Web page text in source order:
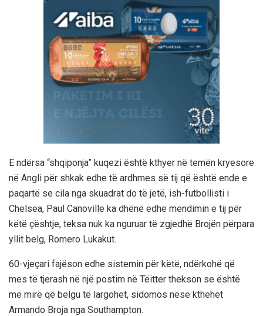
E ndërsa “shqiponja” kuqezi është kthyer në temën kryesore
në Angli për shkak edhe të ardhmes së tij që është ende e
paqartë se cila nga skuadrat do të jetë, ish-futbollisti i
Chelsea, Paul Canoville ka dhënë edhe mendimin e tij për
këtë çështje, teksa nuk ka nguruar të zgjedhë Brojën përpara
yllit belg, Romero Lukakut.
60-vjeçari fajëson edhe sistemin për këtë, ndërkohë që
mes të tjerash në një postim në Tëitter thekson se është
më mirë që belgu të largohet, sidomos nëse kthehet
Armando Broja nga Southampton.